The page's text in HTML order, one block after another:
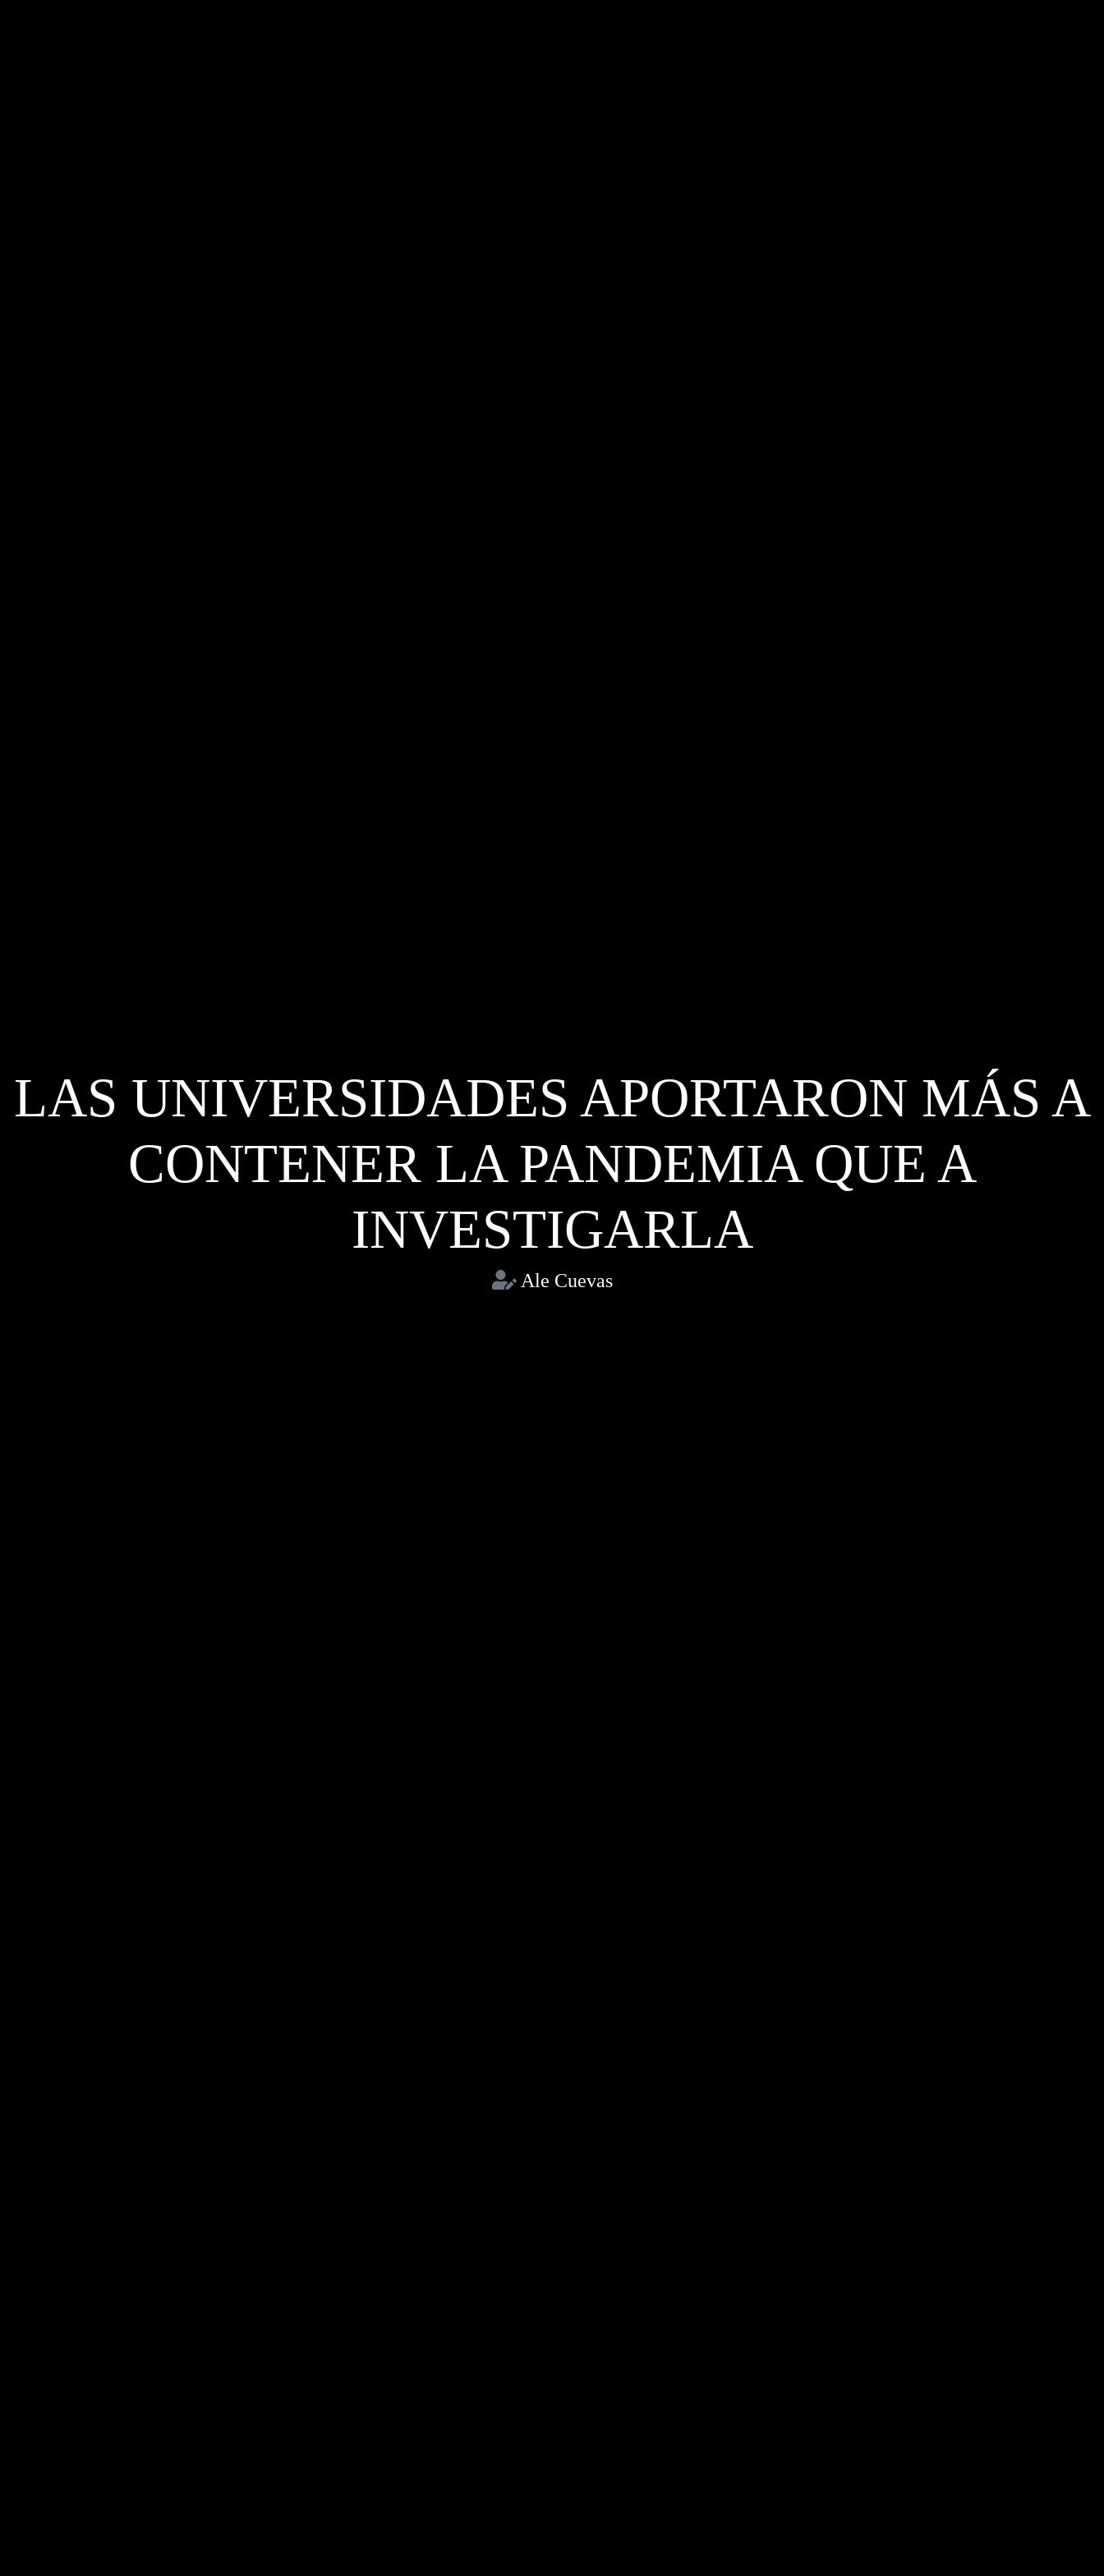
LAS UNIVERSIDADES APORTARON MÁS A
CONTENER LA PANDEMIA QUE A
INVESTIGARLA
Ale Cuevas